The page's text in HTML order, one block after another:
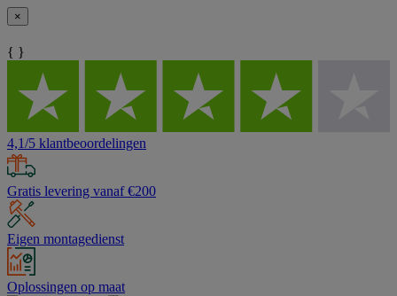
×
{ }
4,1/5 klantbeoordelingen
Gratis levering vanaf €200
Eigen montagedienst
Oplossingen op maat